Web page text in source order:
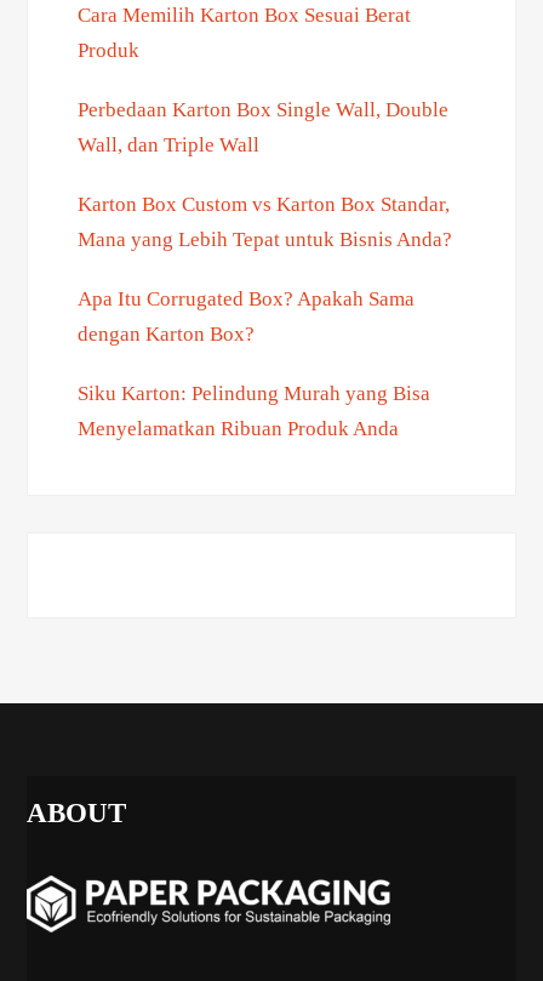
Cara Memilih Karton Box Sesuai Berat
Produk
Perbedaan Karton Box Single Wall, Double
Wall, dan Triple Wall
Karton Box Custom vs Karton Box Standar,
Mana yang Lebih Tepat untuk Bisnis Anda?
Apa Itu Corrugated Box? Apakah Sama
dengan Karton Box?
Siku Karton: Pelindung Murah yang Bisa
Menyelamatkan Ribuan Produk Anda
ABOUT